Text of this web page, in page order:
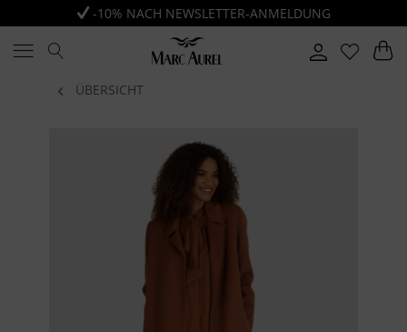
-10% NACH NEWSLETTER-ANMELDUNG
ÜBERSICHT